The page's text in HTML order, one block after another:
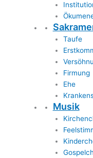
Taufe
Firmung
Ehe
Musik